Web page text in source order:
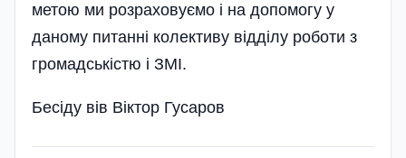
метою ми розраховуємо і на допомогу у
даному питанні колективу відділу роботи з
громадськістю і ЗМІ.
Бесіду вів Віктор Гусаров